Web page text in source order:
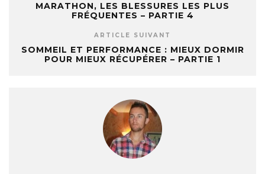
MARATHON, LES BLESSURES LES PLUS
FRÉQUENTES – PARTIE 4
ARTICLE SUIVANT
SOMMEIL ET PERFORMANCE : MIEUX DORMIR
POUR MIEUX RÉCUPÉRER – PARTIE 1